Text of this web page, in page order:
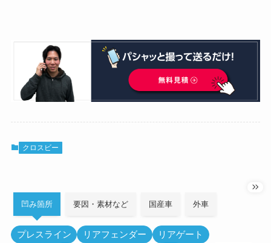
クロスビー
凹み箇所 要因・素材など 国産車 外車
プレスライン リアフェンダー
リアゲート